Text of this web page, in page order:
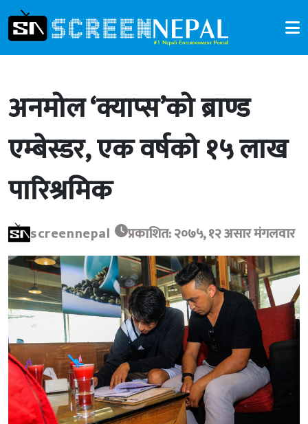
अनमोल ‘क्याप्स’को ब्राण्ड
एम्बेस्डर, एक वर्षको १५ लाख
पारिश्रमिक
screennepal प्रकाशित: २०७५, १२ असार मंगलवार